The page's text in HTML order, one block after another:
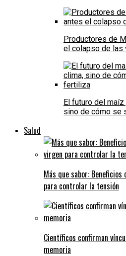
Productores de
el colapso de las
El futuro del
sino de cómo se
Salud
Más que sabor:
para controlar la tensión
Científicos confirman
memoria